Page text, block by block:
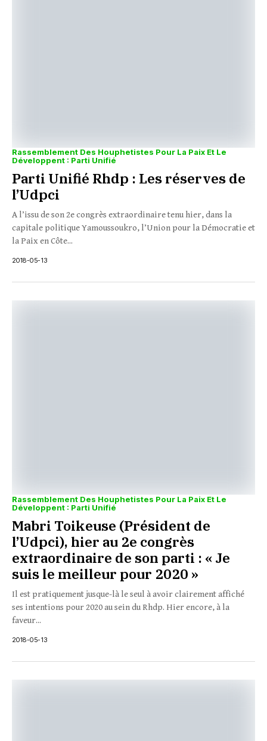
Rassemblement Des Houphetistes Pour La Paix Et Le
Développent : Parti Unifié
Parti Unifié Rhdp : Les réserves de
l’Udpci
A l’issu de son 2e congrès extraordinaire tenu hier, dans la
capitale politique Yamoussoukro, l’Union pour la Démocratie et
la Paix en Côte...
2018-05-13
Rassemblement Des Houphetistes Pour La Paix Et Le
Développent : Parti Unifié
Mabri Toikeuse (Président de
l’Udpci), hier au 2e congrès
extraordinaire de son parti : « Je
suis le meilleur pour 2020 »
Il est pratiquement jusque-là le seul à avoir clairement affiché
ses intentions pour 2020 au sein du Rhdp. Hier encore, à la
faveur...
2018-05-13